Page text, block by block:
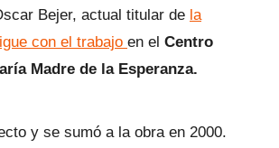
Bejer, actual titular de la
con el trabajo en el Centro
Madre de la Esperanza.
y se sumó a la obra en 2000.